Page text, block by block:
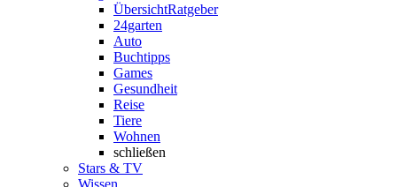
ÜbersichtRatgeber
24garten
Auto
Buchtipps
Games
Gesundheit
Reise
Tiere
Wohnen
schließen
Stars & TV
Wissen